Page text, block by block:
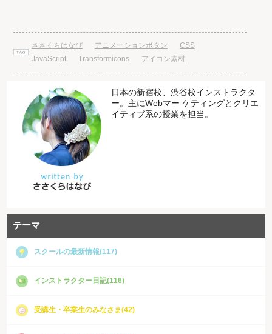
ささくらはなび アニメーションボタン
CSS
JavaScript
Transformicons アイコン素材
日本の新宿校、渋谷校インストラクタ
ー。主にWebマー ケティングとクリエ
イティブ系の授業を担当。
テーマ
スクールの最新情報(117)
インストラクター日記(116)
受講生・卒業生のみなさま(42)